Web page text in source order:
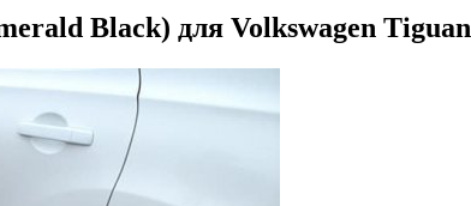
Black) для Volkswagen Tiguan